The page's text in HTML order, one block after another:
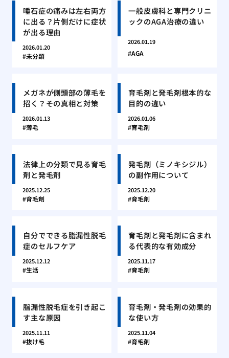
唾石症の痛みは左右両方
に出る？片側だけに症状
が出る理由
2026.01.20
未分類
一般皮膚科と専門クリニ
ックのAGA治療の違い
2026.01.19
AGA
メガネが側頭部の薄毛を
招く？その真相と対策
2026.01.13
薄毛
育毛剤と発毛剤根本的な
目的の違い
2026.01.06
育毛剤
法律上の分類で見る育毛
剤と発毛剤
2025.12.25
育毛剤
発毛剤（ミノキシジル）
の副作用について
2025.12.20
育毛剤
自分でできる脂漏性脱毛
症のセルフケア
2025.12.12
生活
育毛剤と発毛剤に含まれ
る代表的な有効成分
2025.11.17
育毛剤
脂漏性脱毛症を引き起こ
す主な原因
2025.11.11
抜け毛
育毛剤・発毛剤の効果的
な使い方
2025.11.04
育毛剤